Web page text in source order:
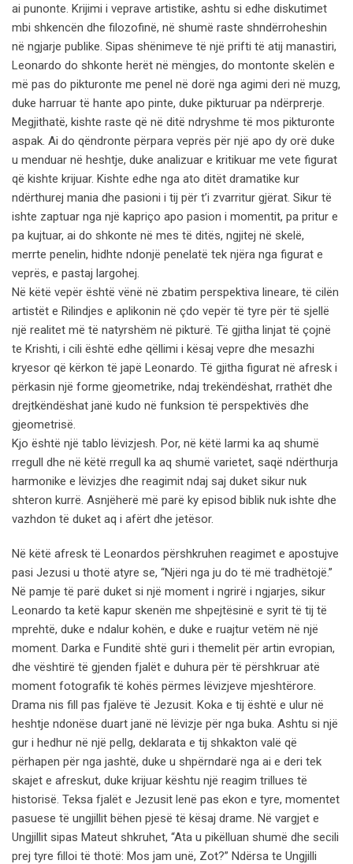
ai punonte. Krijimi i veprave artistike, ashtu si edhe diskutimet
mbi shkencën dhe filozofinë, në shumë raste shndërroheshin
në ngjarje publike. Sipas shënimeve të një prifti të atij manastiri,
Leonardo do shkonte herët në mëngjes, do montonte skelën e
më pas do pikturonte me penel në dorë nga agimi deri në muzg,
duke harruar të hante apo pinte, duke pikturuar pa ndërprerje.
Megjithatë, kishte raste që në ditë ndryshme të mos pikturonte
aspak. Ai do qëndronte përpara veprës për një apo dy orë duke
u menduar në heshtje, duke analizuar e kritikuar me vete figurat
që kishte krijuar. Kishte edhe nga ato ditët dramatike kur
ndërthurej mania dhe pasioni i tij për t’i zvarritur gjërat. Sikur të
ishte zaptuar nga një kapriço apo pasion i momentit, pa pritur e
pa kujtuar, ai do shkonte në mes të ditës, ngjitej në skelë,
merrte penelin, hidhte ndonjë penelatë tek njëra nga figurat e
veprës, e pastaj largohej.
Në këtë vepër është vënë në zbatim perspektiva lineare, të cilën
artistët e Rilindjes e aplikonin në çdo vepër të tyre për të sjellë
një realitet më të natyrshëm në pikturë. Të gjitha linjat të çojnë
te Krishti, i cili është edhe qëllimi i kësaj vepre dhe mesazhi
kryesor që kërkon të japë Leonardo. Të gjitha figurat në afresk i
përkasin një forme gjeometrike, ndaj trekëndëshat, rrathët dhe
drejtkëndëshat janë kudo në funksion të perspektivës dhe
gjeometrisë.
Kjo është një tablo lëvizjesh. Por, në këtë larmi ka aq shumë
rregull dhe në këtë rregull ka aq shumë varietet, saqë ndërthurja
harmonike e lëvizjes dhe reagimit ndaj saj duket sikur nuk
shteron kurrë. Asnjëherë më parë ky episod biblik nuk ishte dhe
vazhdon të duket aq i afërt dhe jetësor.
Në këtë afresk të Leonardos përshkruhen reagimet e apostujve
pasi Jezusi u thotë atyre se, “Njëri nga ju do të më tradhëtojë.”
Në pamje të parë duket si një moment i ngrirë i ngjarjes, sikur
Leonardo ta ketë kapur skenën me shpejtësinë e syrit të tij të
mprehtë, duke e ndalur kohën, e duke e ruajtur vetëm në një
moment. Darka e Funditë shtë guri i themelit për artin evropian,
dhe vështirë të gjenden fjalët e duhura për të përshkruar atë
moment fotografik të kohës përmes lëvizjeve mjeshtërore.
Drama nis fill pas fjalëve të Jezusit. Koka e tij është e ulur në
heshtje ndonëse duart janë në lëvizje për nga buka. Ashtu si një
gur i hedhur në një pellg, deklarata e tij shkakton valë që
përhapen për nga jashtë, duke u shpërndarë nga ai e deri tek
skajet e afreskut, duke krijuar kështu një reagim trillues të
historisë. Teksa fjalët e Jezusit lenë pas ekon e tyre, momentet
pasuese të ungjillit bëhen pjesë të kësaj drame. Në vargjet e
Ungjillit sipas Mateut shkruhet, “Ata u pikëlluan shumë dhe secili
prej tyre filloi të thotë: Mos jam unë, Zot?” Ndërsa te Ungjilli